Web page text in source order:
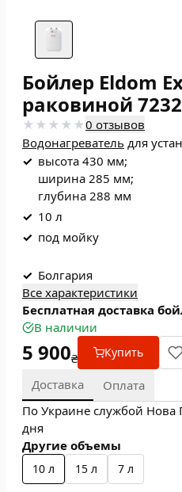
Бойлер Eldom
раковиной
0 отзывов
Водонагреватель для
✓ высота 430 мм;
ширина 285 мм;
глубина 288 мм
✓ 10 л
✓ под мойку
✓ Болгария
Все характеристики
Бесплатная доставка
В наличии
5 900₴ Купить
Доставка
Оплата
По Украине службой Нова
дня
Другие объемы
10 л 15 л 7 л